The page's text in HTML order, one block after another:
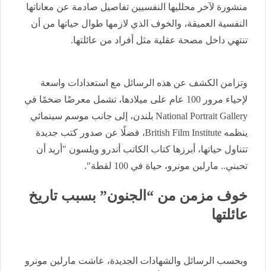
منشورة لآخر محلليها النفسيين تفاصيل صادمة عن معاناتها
النفسية العميقة، والخوف الذي لازمها طوال حياتها من أن
تنتهي داخل مصحة عقلية مثل أفراد من عائلتها.
وتزامن الكشف عن هذه الرسائل مع استعدادات واسعة
لإحياء مرور 100 عام على ميلادها، تشمل معرضًا ضخمًا في
National Portrait Gallery بلندن، إلى جانب موسم سينمائي
ينظمه British Film Institute، فضلًا عن صدور كتب جديدة
تتناول حياتها، أبرزها كتاب الكاتب أندرو ويلسون "أريد أن
تحبني.. مارلين مونرو، حياة في 100 لقطة".
خوف مزمن من “الجنون” بسبب تاريخ
عائلتها
وبحسب الرسائل والشهادات الجديدة، عاشت مارلين مونرو